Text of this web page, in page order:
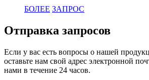
БОЛЕЕ ЗАПРОС
Отправка запросов
Если у вас есть вопросы о нашей
оставьте нам свой адрес электронной
нами в течение 24 часов.